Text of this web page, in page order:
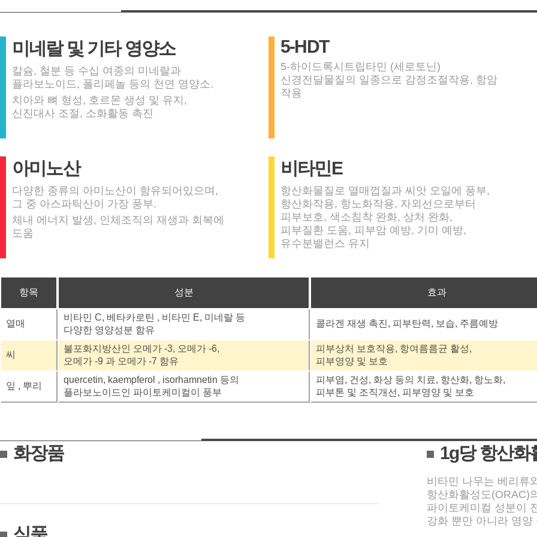
미네랄 및 기타 영양소
칼슘, 철분 등 수십 여종의 미네랄과
플라보노이드, 폴리페놀 등의 천연 영양소.
치아와 뼈 형성, 호르몬 생성 및 유지,
신진대사 조절, 소화활동 촉진
5-HDT
5-하이드록시트립타민 (세로토닌)
신경전달물질의 일종으로 감정조절작용, 항암
작용
아미노산
다양한 종류의 아미노산이 함유되어있으며,
그 중 아스파틱산이 가장 풍부.
체내 에너지 발생, 인체조직의 재생과 회복에
도움
비타민E
항산화물질로 열매껍질과 씨앗 오일에 풍부,
항산화작용, 항노화작용, 자외선으로부터
피부보호, 색소침착 완화, 상처 완화,
피부질환 도움, 피부암 예방, 기미 예방,
유수분밸런스 유지
항목 성분 효과
열매
비타민 C, 베타카로틴 , 비타민 E, 미네랄 등
다양한 영양성분 함유
콜라겐 재생 촉진, 피부탄력, 보습, 주름예방
씨
불포화지방산인 오메가 -3, 오메가 -6,
오메가 -9 과 오메가 -7 함유
피부상처 보호작용, 항여름름균 활성,
피부영양 및 보호
잎 , 뿌리
quercetin, kaempferol , isorhamnetin 등의
플라보노이드인 파이토케미컬이 풍부
피부염, 건성, 화상 등의 치료, 항산화, 항노화,
피부톤 및 조직개선, 피부영양 및 보호
화장품 1g당 항산
비타민 나무는 베리류
항산화활성도(ORAC)
파이토케미컬 성분이
강화 뿐만 아니라 영